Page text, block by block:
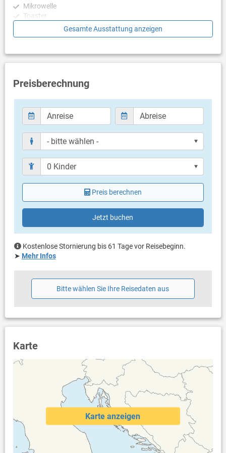
Hausordnung besagt, dass keine Partys oder Veranstaltungen
erlaubt sind, und dass das Rauchen verboten ist. Wie in der
Anzeige angegeben, sind Haustiere nur auf Anfrage und gegen
eine geringe Gebühr gestattet.
Mikrowelle
Toaster
Geschirrspülmaschine
Schlafzimmer mit Doppelbett
Schlafzimmer mit Doppelbett
Schlafzimmer mit Doppelbett
Badezimmer
Bad mit WC, Dusche
Bad mit WC, Dusche
Bad mit WC, Dusche
Bad mit WC, Dusche
Bad mit WC, Dusche
Balkon & Terrasse
eigener Balkon
Bestuhlung
Weitere Informationen
Privater Parkplatz auf dem Grundstück
Swimmingpool
Haustier)
Klimaanlage im Preis inklusive
Bettwäsche vorhanden
Handtücher vorhanden
Waschmaschine in der Unterkunft
Internet per WLAN
Gesamte Ausstattung anzeigen
Preisberechnung
Preis berechnen
Jetzt buchen
Kostenlose Stornierung bis 61 Tage vor Reisebeginn.
➤ Mehr Infos
Bitte wählen Sie Ihre Reisedaten aus
Karte
Karte anzeigen